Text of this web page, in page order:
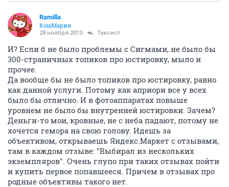
Ramilla
КошМария
28 ноября 2013 Таксист
И? Если б не было проблемы с Сигмами, не было бы
300-страничных топиков про юстировку, мыло и
прочее.
Да вообще бы не было топиков про юстировку, равно
как данной услуги. Потому как априори все у всех
было бы отлично. И в фотоаппаратах повыше
уровнем не было бы внутренней юстировки. Зачем?
Деньги-то мои, кровные, не с неба падают, потому не
хочется гемора на свою голову. Идешь за
объективом, открываешь Яндекс.Маркет с отзывами,
там в каждом отзыве: "Выбирал из нескольких
экземпляров". Очень глупо при таких отзывах пойти
и купить первое попавшееся. Причем в отзывах про
родные объективы такого нет.